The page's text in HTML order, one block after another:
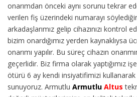
onarımdan önceki aynı sorunu tekrar
verilen fiş üzerindeki numarayı
arkadaşlarımız gelip cihazınızı kontrol
bizim onardığımız yerden kaynaklıysa
onarımı yapılır. Bu süreç cihazın
geçerlidir. Biz firma olarak yaptığımız
ötürü 6 ay kendi insiyatifimizi kullanarak
sunuyoruz. Armutlu Armutlu Altus